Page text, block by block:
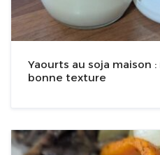
Yaourts au soja maison
bonne texture